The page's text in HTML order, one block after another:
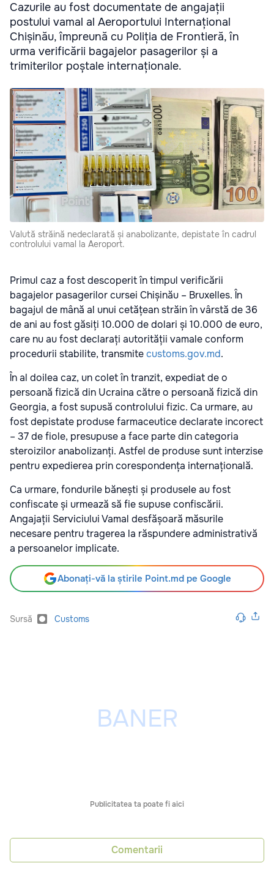
Cazurile au fost documentate de angajații
postului vamal al Aeroportului Internațional
Chișinău, împreună cu Poliția de Frontieră, în
urma verificării bagajelor pasagerilor și a
trimiterilor poștale internaționale.
Valută străină nedeclarată și anabolizante, depistate în cadrul
controlului vamal la Aeroport.
Primul caz a fost descoperit în timpul verificării
bagajelor pasagerilor cursei Chișinău – Bruxelles. În
bagajul de mână al unui cetățean străin în vârstă de 36
de ani au fost găsiți 10.000 de dolari și 10.000 de euro,
care nu au fost declarați autorității vamale conform
procedurii stabilite, transmitecustoms.gov.md.
În al doilea caz, un colet în tranzit, expediat de o
persoană fizică din Ucraina către o persoană fizică din
Georgia, a fost supusă controlului fizic. Ca urmare, au
fost depistate produse farmaceutice declarate incorect
– 37 de fiole, presupuse a face parte din categoria
steroizilor anabolizanți. Astfel de produse sunt interzise
pentru expedierea prin corespondența internațională.
Ca urmare, fondurile bănești și produsele au fost
confiscate și urmează să fie supuse confiscării.
Angajații Serviciului Vamal desfășoară măsurile
necesare pentru tragerea la răspundere administrativă
a persoanelor implicate.
Abonați-vă la știrile Point.md pe Google
Sursă Customs
Publicitatea ta poate fi aici
Comentarii